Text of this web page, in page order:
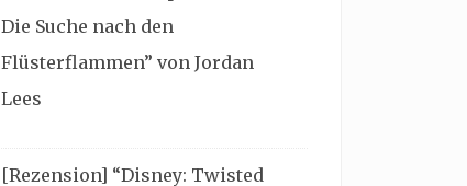
Die Suche nach den
Flüsterflammen” von Jordan
Lees
[Rezension] “Disney: Twisted